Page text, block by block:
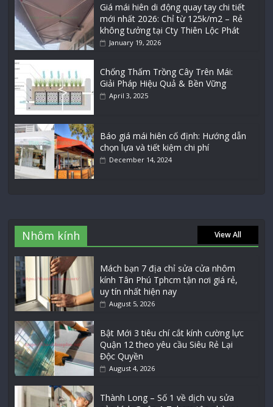
Giá mái hiên di động quay tay chi tiết
mới nhất 2026: Chỉ từ 125k/m2 – Rẻ
không tưởng tại Cty Thiên Lộc Phát
January 19, 2026
Chống Thấm Trồng Cây Trên Mái:
Giải Pháp Hiệu Quả & Bền Vững
April 3, 2025
Báo giá mái hiên cố định: Hướng dẫn
chọn lựa và tiết kiệm chi phí
December 14, 2024
Nhôm kính View All
Mách bạn 7 địa chỉ sửa cửa nhôm
kính Tân Phú Tphcm tận nơi giá rẻ,
uy tín nhất hiện nay
August 5, 2026
Bật Mới 3 tiêu chí cắt kính cường lực
Quận 12 theo yêu cầu Siêu Rẻ Lại
Độc Quyền
August 4, 2026
Thành Long – Số 1 về dịch vụ sửa